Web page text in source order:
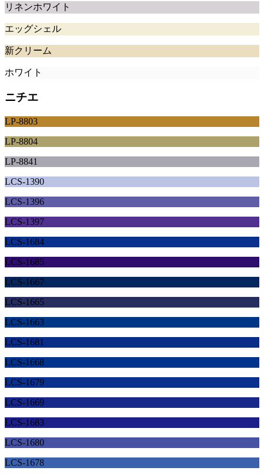
リネンホワイト
エッグシェル
新クリーム
ホワイト
ニチエ
LP-8803
LP-8804
LP-8841
LCS-1390
LCS-1396
LCS-1397
LCS-1684
LCS-1685
LCS-1667
LCS-1665
LCS-1663
LCS-1681
LCS-1668
LCS-1679
LCS-1669
LCS-1683
LCS-1680
LCS-1678